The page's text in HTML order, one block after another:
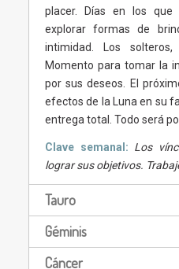
placer. Días en los
explorar formas de
intimidad. Los solteros,
Momento para tomar la
por sus deseos. El
efectos de la Luna en su
entrega total. Todo será
Clave semanal: Los
lograr sus objetivos.
Tauro
Géminis
Cáncer